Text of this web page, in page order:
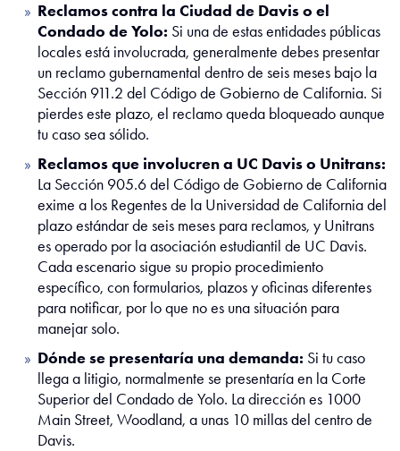
Reclamos contra la Ciudad de Davis o el
Condado de Yolo: Si una de estas entidades públicas
locales está involucrada, generalmente debes presentar
un reclamo gubernamental dentro de seis meses bajo la
Sección 911.2 del Código de Gobierno de California. Si
pierdes este plazo, el reclamo queda bloqueado aunque
tu caso sea sólido.
Reclamos que involucren a UC Davis o Unitrans:
La Sección 905.6 del Código de Gobierno de California
exime a los Regentes de la Universidad de California del
plazo estándar de seis meses para reclamos, y Unitrans
es operado por la asociación estudiantil de UC Davis.
Cada escenario sigue su propio procedimiento
específico, con formularios, plazos y oficinas diferentes
para notificar, por lo que no es una situación para
manejar solo.
Dónde se presentaría una demanda: Si tu caso
llega a litigio, normalmente se presentaría en la Corte
Superior del Condado de Yolo. La dirección es 1000
Main Street, Woodland, a unas 10 millas del centro de
Davis.